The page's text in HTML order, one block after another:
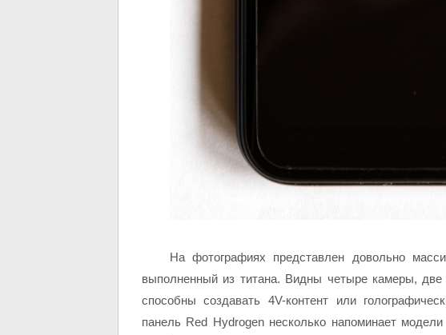
На фотографиях представлен довольно
выполненный из титана. Видны четыре камеры,
способны создавать 4V-контент или
панель Red Hydrogen несколько напоминает